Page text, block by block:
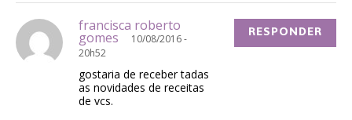
francisca roberto
gomes
10/08/2016 -
20h52
gostaria de receber tadas
as novidades de receitas
de vcs.
RESPONDER